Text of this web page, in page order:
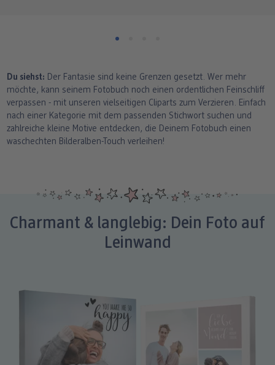
Du siehst: Der Fantasie sind keine Grenzen gesetzt. Wer mehr
möchte, kann seinem Fotobuch noch einen ordentlichen Feinschliff
verpassen - mit unseren vielseitigen Cliparts zum Verzieren. Einfach
nach einer Kategorie mit dem passenden Stichwort suchen und
zahlreiche kleine Motive entdecken, die Deinem Fotobuch einen
waschechten Bilderalben-Touch verleihen!
Charmant & langlebig: Dein Foto auf
Leinwand